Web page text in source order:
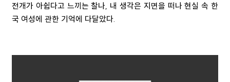
전개가 아쉽다고 느끼는 찰나, 내 생각은 지면을 떠나 현실 속 한
국 여성에 관한 기억에 다달았다.